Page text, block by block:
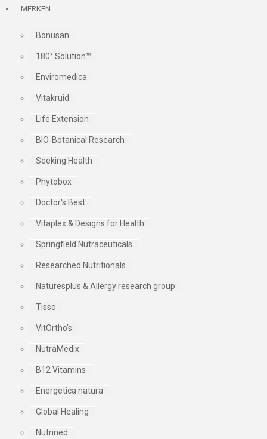
MERKEN
Bonusan
180° Solution™
Enviromedica
Vitakruid
Life Extension
BIO-Botanical Research
Seeking Health
Phytobox
Doctor's Best
Vitaplex & Designs for Health
Springfield Nutraceuticals
Researched Nutritionals
Naturesplus & Allergy research group
Tisso
VitOrtho's
NutraMedix
B12 Vitamins
Energetica natura
Global Healing
Nutrined